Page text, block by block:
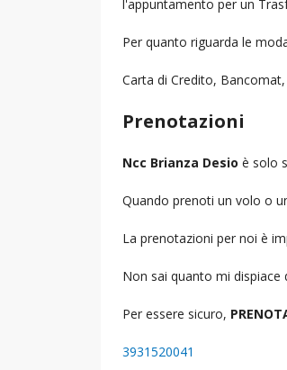
l'appuntamento per un
Per quanto riguarda le
Carta di Credito,
Prenotazioni
Ncc Brianza Desio è solo
Quando prenoti un volo o
La prenotazioni per noi è
Non sai quanto mi
Per essere sicuro,
3931520041